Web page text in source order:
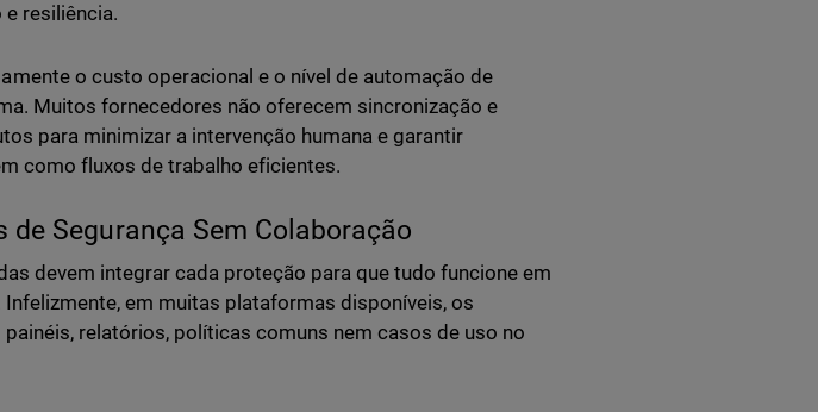
resiliência.
o custo operacional e o nível de automação de
Muitos fornecedores não oferecem sincronização e
para minimizar a intervenção humana e garantir
como fluxos de trabalho eficientes.
Segurança Sem Colaboração
devem integrar cada proteção para que tudo funcione em
em muitas plataformas disponíveis, os
relatórios, políticas comuns nem casos de uso no